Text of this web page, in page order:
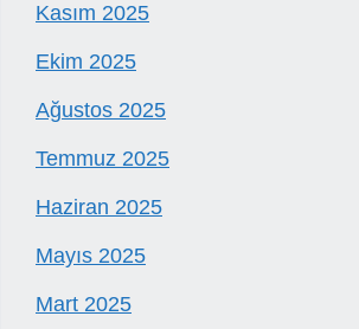
Kasım 2025
Ekim 2025
Ağustos 2025
Temmuz 2025
Haziran 2025
Mayıs 2025
Mart 2025